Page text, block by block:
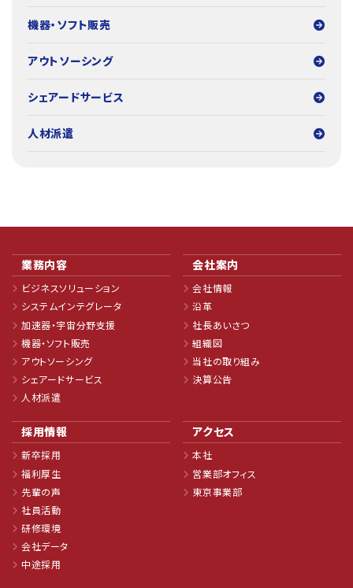
機器・ソフト販売
アウトソーシング
シェアードサービス
人材派遣
業務内容
ビジネスソリューション
システムインテグレータ
加速器・宇宙分野支援
機器・ソフト販売
アウトソーシング
シェアードサービス
人材派遣
会社案内
会社情報
沿革
社長あいさつ
組織図
当社の取り組み
決算公告
採用情報
新卒採用
福利厚生
先輩の声
社員活動
研修環境
会社データ
中途採用
アクセス
本社
営業部オフィス
東京事業部